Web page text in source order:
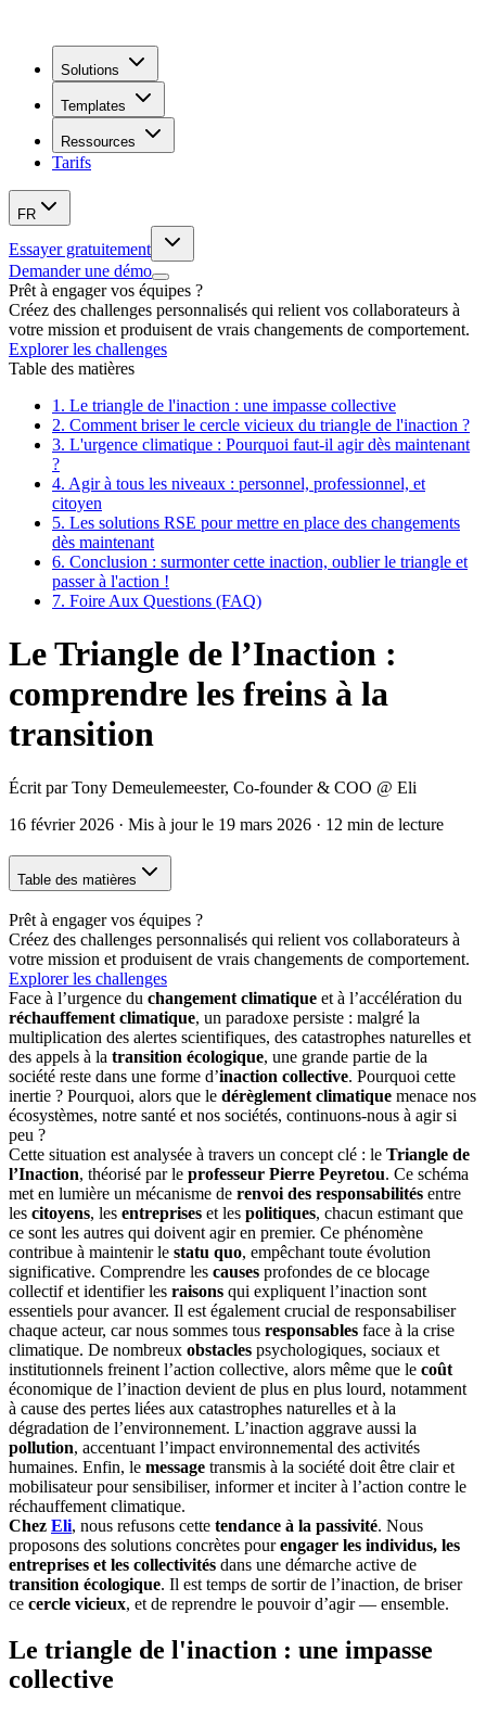
Solutions
Templates
Ressources
Tarifs
FR
Essayer gratuitement
Demander une démo
Prêt à engager vos équipes ?
Créez des challenges personnalisés qui relient vos collaborateurs à
votre mission et produisent de vrais changements de comportement.
Explorer les challenges
Table des matières
1. Le triangle de l'inaction : une impasse collective
2. Comment briser le cercle vicieux du triangle de l'inaction ?
3. L'urgence climatique : Pourquoi faut-il agir dès maintenant
?
4. Agir à tous les niveaux : personnel, professionnel, et
citoyen
5. Les solutions RSE pour mettre en place des changements
dès maintenant
6. Conclusion : surmonter cette inaction, oublier le triangle et
passer à l'action !
7. Foire Aux Questions (FAQ)
Le Triangle de l’Inaction :
comprendre les freins à la
transition
Écrit par Tony Demeulemeester, Co-founder & COO @ Eli
16 février 2026 · Mis à jour le 19 mars 2026 · 12 min de lecture
Table des matières
Prêt à engager vos équipes ?
Créez des challenges personnalisés qui relient vos collaborateurs à
votre mission et produisent de vrais changements de comportement.
Explorer les challenges
Face à l’urgence du changement climatique et à l’accélération du
réchauffement climatique, un paradoxe persiste : malgré la
multiplication des alertes scientifiques, des catastrophes naturelles et
des appels à la transition écologique, une grande partie de la
société reste dans une forme d’inaction collective. Pourquoi cette
inertie ? Pourquoi, alors que le dérèglement climatique menace nos
écosystèmes, notre santé et nos sociétés, continuons-nous à agir si
peu ?
Cette situation est analysée à travers un concept clé : le Triangle de
l’Inaction, théorisé par le professeur Pierre Peyretou. Ce schéma
met en lumière un mécanisme de renvoi des responsabilités entre
les citoyens, les entreprises et les politiques, chacun estimant que
ce sont les autres qui doivent agir en premier. Ce phénomène
contribue à maintenir le statu quo, empêchant toute évolution
significative. Comprendre les causes profondes de ce blocage
collectif et identifier les raisons qui expliquent l’inaction sont
essentiels pour avancer. Il est également crucial de responsabiliser
chaque acteur, car nous sommes tous responsables face à la crise
climatique. De nombreux obstacles psychologiques, sociaux et
institutionnels freinent l’action collective, alors même que le coût
économique de l’inaction devient de plus en plus lourd, notamment
à cause des pertes liées aux catastrophes naturelles et à la
dégradation de l’environnement. L’inaction aggrave aussi la
pollution, accentuant l’impact environnemental des activités
humaines. Enfin, le message transmis à la société doit être clair et
mobilisateur pour sensibiliser, informer et inciter à l’action contre le
réchauffement climatique.
Chez Eli, nous refusons cette tendance à la passivité. Nous
proposons des solutions concrètes pourengager les individus, les
entreprises et les collectivités dans une démarche active de
transition écologique. Il est temps de sortir de l’inaction, de briser
ce cercle vicieux, et de reprendre le pouvoir d’agir — ensemble.
Le triangle de l'inaction : une impasse
collective